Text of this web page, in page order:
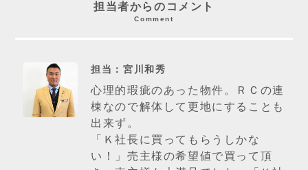
担当者からのコメント
Comment
担当：宮川和秀
心理的瑕疵のあった物件。ＲＣの連
棟なので解体して更地にすることも
出来ず。
「Ｋ社長に買ってもらうしかな
い！」売主様の希望値で買って頂